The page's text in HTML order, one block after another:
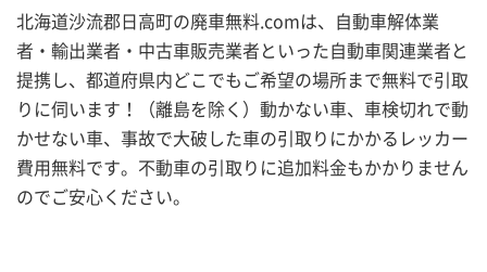
北海道沙流郡日高町の廃車無料.comは、自動車解体業
者・輸出業者・中古車販売業者といった自動車関連業者と
提携し、都道府県内どこでもご希望の場所まで無料で引取
りに伺います！（離島を除く）動かない車、車検切れで動
かせない車、事故で大破した車の引取りにかかるレッカー
費用無料です。不動車の引取りに追加料金もかかりません
のでご安心ください。